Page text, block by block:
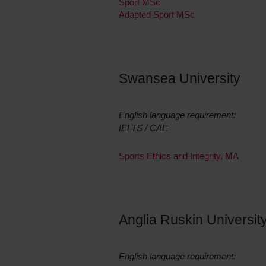
Sport MSc
Adapted Sport MSc
Swansea University
English language requirement:
IELTS / CAE
Sports Ethics and Integrity, MA
Anglia Ruskin
English language requirement: